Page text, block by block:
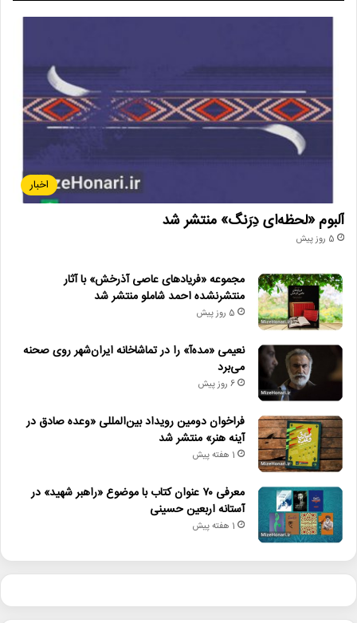
اخبار
آلبوم «لحظه‌ای دِرَنگ» منتشر شد
5 روز پیش
مجموعه «فریادهای عاصی آذرخش» با آثار
منتشرنشده احمد شاملو منتشر شد
5 روز پیش
نعیمی «مده‌آ» را در تماشاخانه ایران‌شهر روی صحنه
می‌برد
6 روز پیش
فراخوان دومین رویداد بین‌المللی «وعده صادق در
آینه هنر» منتشر شد
1 هفته پیش
معرفی ۷۰ عنوان کتاب با موضوع «راهبر شهید» در
آستانه اربعین حسینی
1 هفته پیش